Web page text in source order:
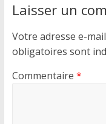
Laisser un
Votre adresse e-
obligatoires sont
Commentaire *